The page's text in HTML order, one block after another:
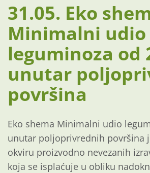
31.05. Eko
Minimalni udio
leguminoza od
unutar
površina
Eko shema Minimalni udio
unutar poljoprivrednih površina
okviru proizvodno nevezanih
koja se isplaćuje u obliku